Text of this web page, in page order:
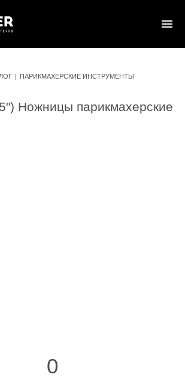
| ПАРИКМАХЕРСКИЕ ИНСТРУМЕНТЫ
Ножницы парикмахерские
0